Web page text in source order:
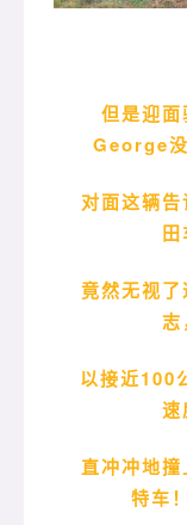
但是迎
George没
对面这辆
田
竟然无视
志
以接近100
速
直冲冲地
特车